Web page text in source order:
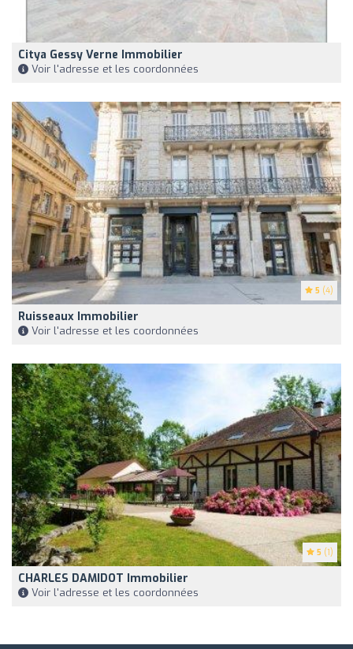
Citya Gessy Verne Immobilier
Voir l'adresse et les coordonnées
5 (4)
Ruisseaux Immobilier
Voir l'adresse et les coordonnées
5 (1)
CHARLES DAMIDOT Immobilier
Voir l'adresse et les coordonnées